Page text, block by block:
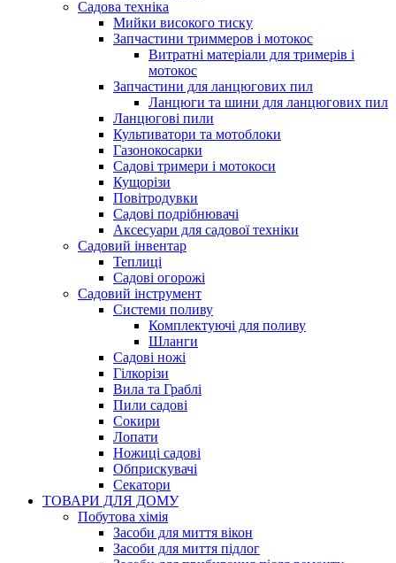
Садова техніка
Мийки високого тиску
Запчастини триммеров і мотокос
Витратні матеріали для тримерів і
мотокос
Запчастини для ланцюгових пил
Ланцюги та шини для ланцюгових пил
Ланцюгові пили
Культиватори та мотоблоки
Газонокосарки
Садові тримери і мотокоси
Кущорізи
Повітродувки
Садові подрібнювачі
Аксесуари для садової техніки
Садовий інвентар
Теплиці
Садові огорожі
Садовий інструмент
Системи поливу
Комплектуючі для поливу
Шланги
Садові ножі
Гілкорізи
Вила та Граблі
Пили садові
Сокири
Лопати
Ножиці садові
Обприскувачі
Секатори
ТОВАРИ ДЛЯ ДОМУ
Побутова хімія
Засоби для миття вікон
Засоби для миття підлог